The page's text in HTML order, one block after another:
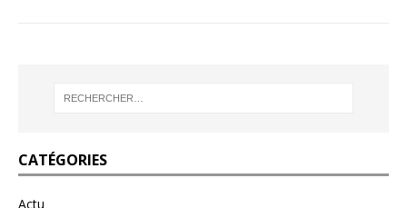
CATÉGORIES
Actu